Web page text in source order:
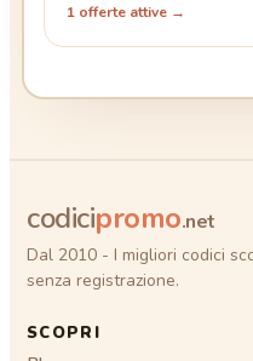
1 offerte attive →
codicipromo.net
Dal 2010 - I migliori codici
senza registrazione.
SCOPRI